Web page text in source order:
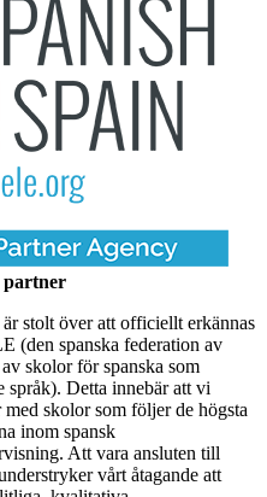
stolt över att officiellt erkännas
(den spanska federation av
skolor för spanska som
språk). Detta innebär att vi
med skolor som följer de högsta
inom spansk
Att vara ansluten till
vårt åtagande att